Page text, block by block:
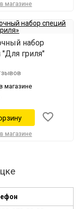
магазине
набор
"Для гриля"
магазине
магазине